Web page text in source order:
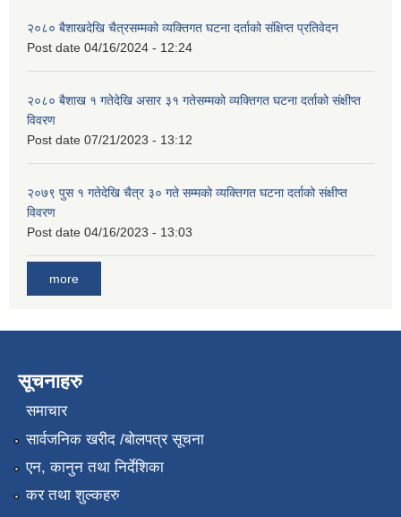
२०८० बैशाखदेखि चैत्रसम्मको व्यक्तिगत घटना दर्ताको संक्षिप्त प्रतिवेदन
Post date 04/16/2024 - 12:24
२०८० बैशाख १ गतेदेखि असार ३१ गतेसम्मको व्यक्तिगत घटना दर्ताको संक्षीप्त
विवरण
Post date 07/21/2023 - 13:12
२०७९ पुस १ गतेदेखि चैत्र ३० गते सम्मको व्यक्तिगत घटना दर्ताको संक्षीप्त
विवरण
Post date 04/16/2023 - 13:03
more
सूचनाहरु
समाचार
सार्वजनिक खरीद /बोलपत्र सूचना
एन, कानुन तथा निर्देशिका
कर तथा शुल्कहरु